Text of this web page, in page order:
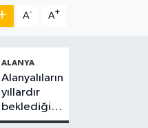
A- A+
ALANYA
Alanyalıların
yıllardır
beklediği
yol askıdan